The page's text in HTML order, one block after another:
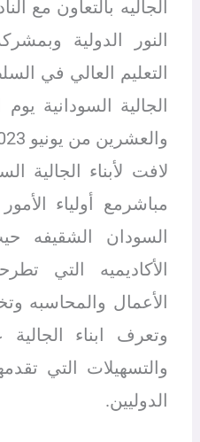
الجاليه بالتعاون مع
النور الدولية
التعليم العالي في
الجالية السودانية
لافت لأبناء الجالية
مباشرمع أولياء
السودان الشقيفه
الأكاديميه التي
الأعمال والمحاسبه
وتعرف ابناء
والتسهيلات التي
الدوليين.